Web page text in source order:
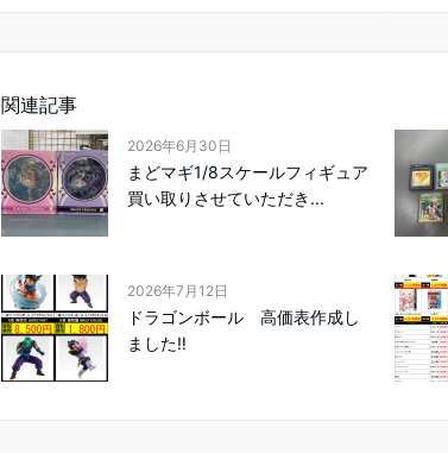
関連記事
2026年6月30日
まどマギ1/8スケールフィギュア
買い取りさせていただき...
2026年7月12日
ドラゴンボール 高価表作成し
ました‼️